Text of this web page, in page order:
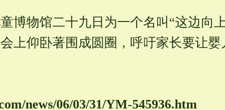
博物馆二十九日为一个名叫“这边向
上仰卧著围成圆圈，呼吁家长要让
news/06/03/31/YM-545936.htm